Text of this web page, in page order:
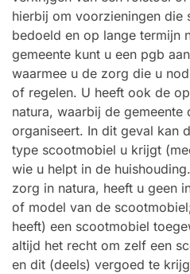
hierbij om voorzieningen die
bedoeld en op lange termijn
gemeente kunt u een pgb
waarmee u de zorg die u
of regelen. U heeft ook de
natura, waarbij de
organiseert. In dit geval kan
type scootmobiel u krijgt
wie u helpt in de
zorg in natura, heeft u geen
of model van de
heeft) een scootmobiel
altijd het recht om zelf een
en dit (deels) vergoed te